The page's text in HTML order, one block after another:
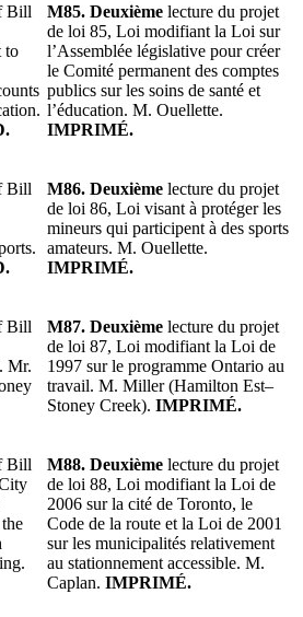
Bill
to
M85. Deuxième lecture du projet
de loi 85, Loi modifiant la Loi sur
l’Assemblée législative pour créer
le Comité permanent des comptes
publics sur les soins de santé et
l’éducation. M. Ouellette.
IMPRIMÉ.
Bill
M86. Deuxième lecture du projet
de loi 86, Loi visant à protéger les
mineurs qui participent à des sports
amateurs. M. Ouellette.
IMPRIMÉ.
Bill
Mr.
M87. Deuxième lecture du projet
de loi 87, Loi modifiant la Loi de
1997 sur le programme Ontario au
travail. M. Miller (Hamilton Est–
Stoney Creek). IMPRIMÉ.
Bill
M88. Deuxième lecture du projet
de loi 88, Loi modifiant la Loi de
2006 sur la cité de Toronto, le
Code de la route et la Loi de 2001
sur les municipalités relativement
au stationnement accessible. M.
Caplan. IMPRIMÉ.